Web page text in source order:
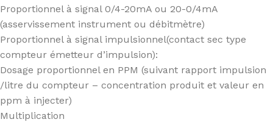
Proportionnel à signal 0/4-20mA ou 20-0/4mA
(asservissement instrument ou débitmètre)
Proportionnel à signal impulsionnel(contact sec type
compteur émetteur d’impulsion):
Dosage proportionnel en PPM (suivant rapport impulsion
/litre du compteur – concentration produit et valeur en
ppm à injecter)
Multiplication